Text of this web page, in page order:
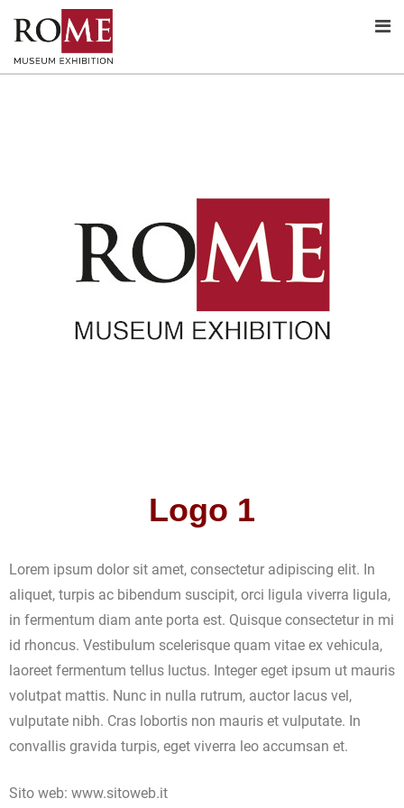
Logo 1
Lorem ipsum dolor sit amet, consectetur adipiscing elit. In
aliquet, turpis ac bibendum suscipit, orci ligula viverra ligula,
in fermentum diam ante porta est. Quisque consectetur in mi
id rhoncus. Vestibulum scelerisque quam vitae ex vehicula,
laoreet fermentum tellus luctus. Integer eget ipsum ut mauris
volutpat mattis. Nunc in nulla rutrum, auctor lacus vel,
vulputate nibh. Cras lobortis non mauris et vulputate. In
convallis gravida turpis, eget viverra leo accumsan et.
Sito web: www.sitoweb.it